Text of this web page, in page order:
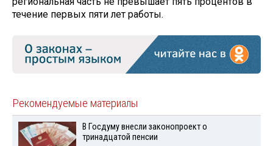
течение первых пяти лет работы.
Рекомендуемые материалы
В Госдуму внесли законопроект о
тринадцатой пенсии